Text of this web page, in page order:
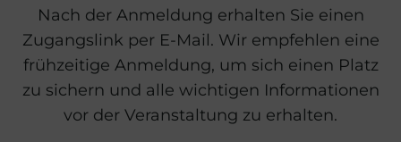
Nach der Anmeldung erhalten Sie einen
Zugangslink per E-Mail. Wir empfehlen eine
frühzeitige Anmeldung, um sich einen Platz
zu sichern und alle wichtigen Informationen
vor der Veranstaltung zu erhalten.